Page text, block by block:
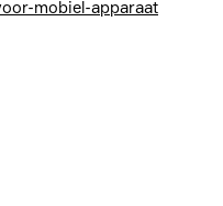
mobiel-apparaat